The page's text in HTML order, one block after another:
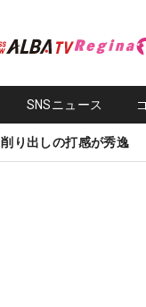
SNSニュース
削り出しの打感が秀逸